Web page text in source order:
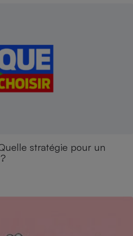
stratégie pour un